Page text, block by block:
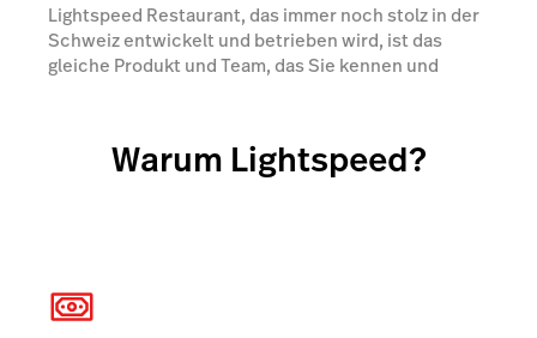
Lightspeed Restaurant, das immer noch stolz in der
Schweiz entwickelt und betrieben wird, ist das
gleiche Produkt und Team, das Sie kennen und
alles, was wir tun. Von der Produktentwicklung bis
hin zum Kundendienst.
Warum Lightspeed?